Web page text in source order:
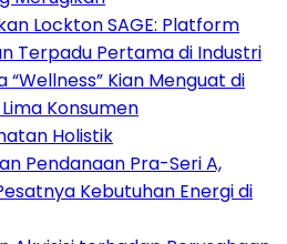
Lockton SAGE: Platform
Terpadu Pertama di Industri
“Wellness” Kian Menguat di
Konsumen
Holistik
Pendanaan Pra-Seri A,
Kebutuhan Energi di